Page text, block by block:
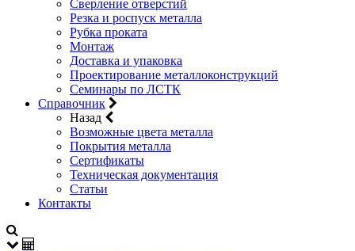
Сверление отверстий
Резка и роспуск металла
Рубка проката
Монтаж
Доставка и упаковка
Проектирование металлоконструкций
Семинары по ЛСТК
Справочник
Назад
Возможные цвета металла
Покрытия металла
Сертификаты
Техническая документация
Статьи
Контакты